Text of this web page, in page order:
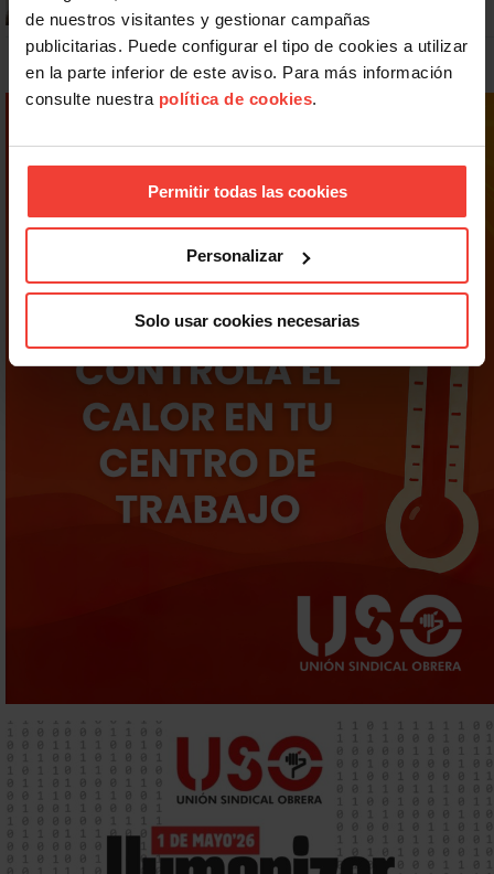
de nuestros visitantes y gestionar campañas
publicitarias. Puede configurar el tipo de cookies a utilizar
en la parte inferior de este aviso. Para más información
consulte nuestra política de cookies.
Permitir todas las cookies
Personalizar
Solo usar cookies necesarias